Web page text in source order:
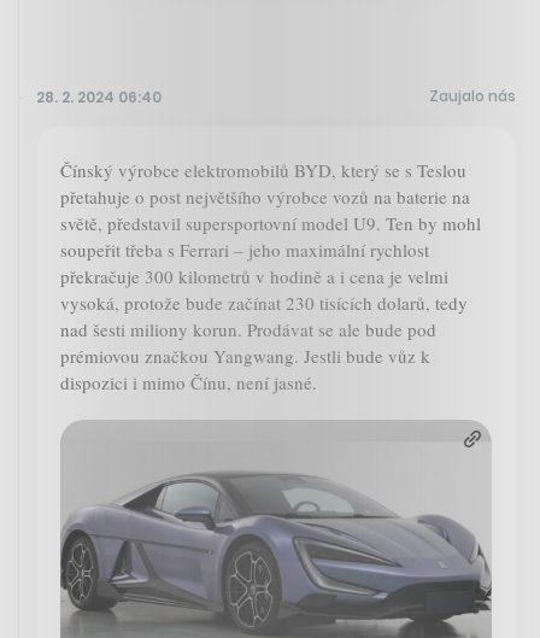
28. 2. 2024 06:40 Zaujalo nás
Čínský výrobce elektromobilů BYD, který se s Teslou
přetahuje o post největšího výrobce vozů na baterie na
světě, představil supersportovní model U9. Ten by mohl
soupeřit třeba s Ferrari – jeho maximální rychlost
překračuje 300 kilometrů v hodině a i cena je velmi
vysoká, protože bude začínat 230 tisících dolarů, tedy
nad šesti miliony korun. Prodávat se ale bude pod
prémiovou značkou Yangwang. Jestli bude vůz k
dispozici i mimo Čínu, není jasné.